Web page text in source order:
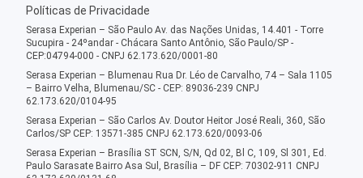
Políticas de Privacidade
Serasa Experian – São Paulo Av. das Nações Unidas, 14.401 - Torre
Sucupira - 24ºandar - Chácara Santo Antônio, São Paulo/SP -
CEP:04794-000 - CNPJ 62.173.620/0001-80
Serasa Experian – Blumenau Rua Dr. Léo de Carvalho, 74 – Sala 1105
– Bairro Velha, Blumenau/SC - CEP: 89036-239 CNPJ
62.173.620/0104-95
Serasa Experian – São Carlos Av. Doutor Heitor José Reali, 360, São
Carlos/SP CEP: 13571-385 CNPJ 62.173.620/0093-06
Serasa Experian – Brasília ST SCN, S/N, Qd 02, Bl C, 109, Sl 301, Ed.
Paulo Sarasate Bairro Asa Sul, Brasília – DF CEP: 70302-911 CNPJ